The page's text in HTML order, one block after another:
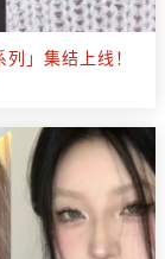
」集结上线！